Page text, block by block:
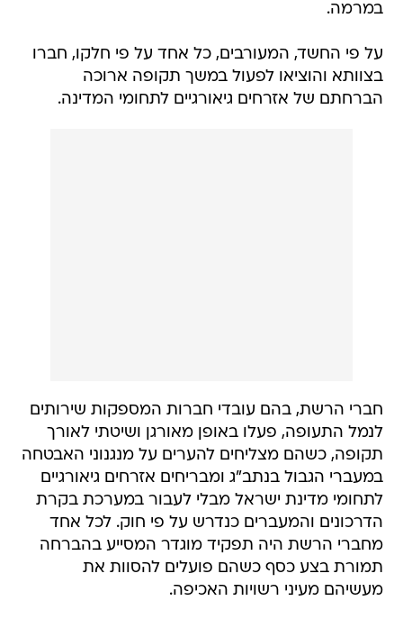
במרמה.
על פי החשד, המעורבים, כל אחד על פי חלקו, חברו
בצוותא והוציאו לפעול במשך תקופה ארוכה
הברחתם של אזרחים גיאורגיים לתחומי המדינה.
חברי הרשת, בהם עובדי חברות המספקות שירותים
לנמל התעופה, פעלו באופן מאורגן ושיטתי לאורך
תקופה, כשהם מצליחים להערים על מנגנוני האבטחה
במעברי הגבול בנתב"ג ומבריחים אזרחים גיאורגיים
לתחומי מדינת ישראל מבלי לעבור במערכת בקרת
הדרכונים והמעברים כנדרש על פי חוק. לכל אחד
מחברי הרשת היה תפקיד מוגדר המסייע בהברחה
תמורת בצע כסף כשהם פועלים להסוות את
מעשיהם מעיני רשויות האכיפה.